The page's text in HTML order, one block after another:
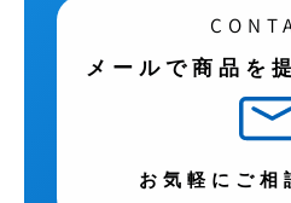
メールで商品を
お気軽にご相